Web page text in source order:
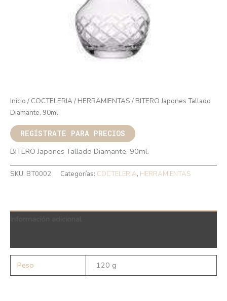
Inicio / COCTELERIA/ HERRAMIENTAS / BITERO Japones Tallado
Diamante, 90ml.
REGÍSTRATE PARA PRECIOS
BITERO Japones Tallado Diamante, 90ml.
SKU: BT0002 Categorías: COCTELERIA, HERRAMIENTAS
Peso 120 g